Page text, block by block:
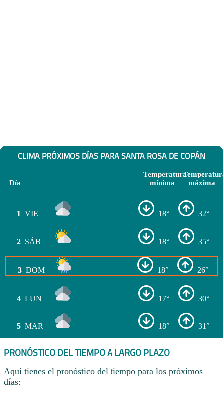
CLIMA PRÓXIMOS DÍAS PARA SANTA ROSA DE COPÁN
Día
Temperatura
mínima
máxima
1 VIE 18° 32°
2 SÁB 18° 35°
3 DOM 18° 26°
4 LUN 17° 30°
5 MAR 18° 31°
PRONÓSTICO DEL TIEMPO A LARGO PLAZO
Aquí tienes el pronóstico del tiempo para los próximos
días: